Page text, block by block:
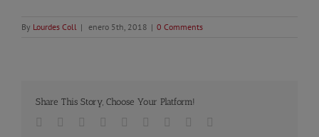
By Lourdes Coll | enero 5th, 2018 | 0 Comments
Share This Story, Choose Your Platform!
Facebook
TwitterLinkedin
Reddit TumblrGoogle+Pinterest